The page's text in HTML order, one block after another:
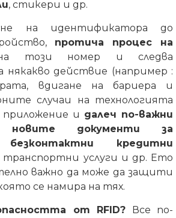
, стикери и др.
на идентификатора до
протича процес на
този номер и следва
някакво действие (например :
вдигане на бариера и
случаи на технологията
и далеч по-важни
документи за
безконтактни кредитни
транспортни услуги и др. Ето
важно да може да защити
се намира на тях.
от RFID? Все по-